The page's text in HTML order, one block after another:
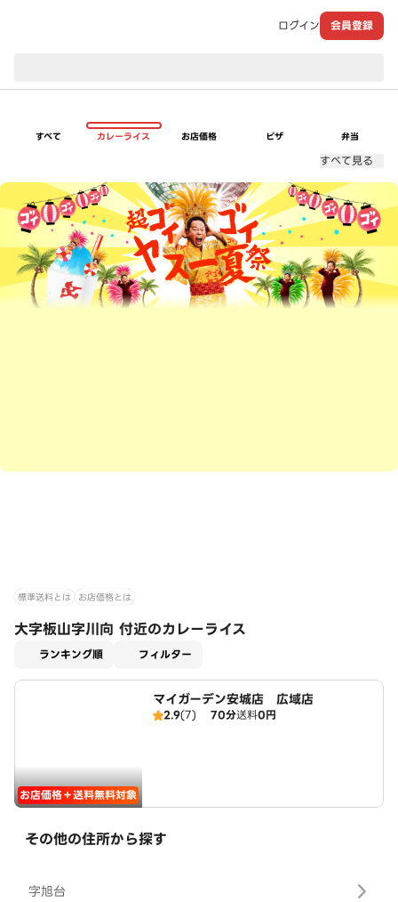
ログイン 会員登録
すべて カレーライス お店価格 ピザ 弁当
すべて見る
超ゴイゴイヤスー夏祭
標準送料とは お店価格とは
大字板山字川向 付近のカレーライス
ランキング順 フィルター
お店価格＋送料無料対象
マイガーデン安城店 広域店
2.9(7) 70分送料0円
その他の住所から探す
字旭台